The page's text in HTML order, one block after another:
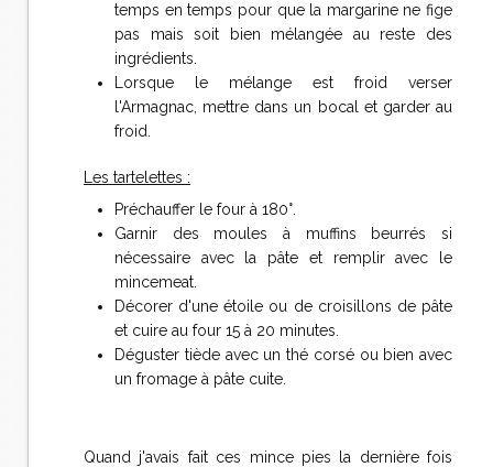
temps en temps pour que la margarine ne fige
pas mais soit bien mélangée au reste des
ingrédients.
Lorsque le mélange est froid verser
l'Armagnac, mettre dans un bocal et garder au
froid.
Les tartelettes :
Préchauffer le four à 180°.
Garnir des moules à muffins beurrés si
nécessaire avec la pâte et remplir avec le
mincemeat.
Décorer d'une étoile ou de croisillons de pâte
et cuire au four 15 à 20 minutes.
Déguster tiède avec un thé corsé ou bien avec
un fromage à pâte cuite.
Quand j'avais fait ces mince pies la dernière fois